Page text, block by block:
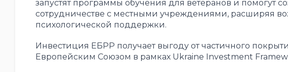
запустят программы обучения для ветеранов и помогут
сотрудничестве с местными учреждениями, расширяя
психологической поддержки.
Инвестиция ЕБРР получает выгоду от частичного
Европейским Союзом в рамках Ukraine Investment